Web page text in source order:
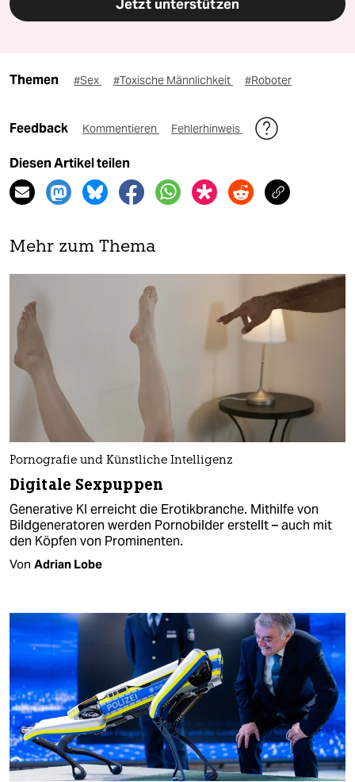
Jetzt unterstützen
Themen #Sex #Toxische Männlichkeit #Roboter
Feedback Kommentieren Fehlerhinweis
Diesen Artikel teilen
Mehr zum Thema
Pornografie und Künstliche Intelligenz
Digitale Sexpuppen
Generative KI erreicht die Erotikbranche. Mithilfe von
Bildgeneratoren werden Pornobilder erstellt – auch mit
den Köpfen von Prominenten.
Von Adrian Lobe